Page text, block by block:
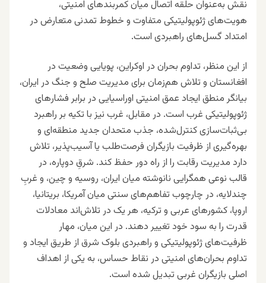
نقش به‌عنوان حلقه اتصال میان کمربندهای امنیتی،
هویت‌های ژئوپولیتیکی متفاوت و خطوط تمدنی متعارض در
امتداد گسل‌های راهبردی است.
از این منظر، تداوم بحران در اوکراین، پویایی وضعیت در
افغانستان و تلاش هم‌زمان برای مدیریت صلح و جنگ در ایران،
بیانگر منطق ایجاد عمق امنیتی اوراسیایی در برابر فشارهای
ژئوپولیتیکی غرب است. در مقابل، غرب نیز با تکیه بر راهبرد
بی‌ثبات‌سازی کنترل‌شده، جذب متحدان جدید منطقه‌ای و
بهره‌گیری از ظرفیت بازیگران فرصت‌طلب یا آسیب‌پذیر، تلاش
دارد مدیریت رقابت را از راه دور حفظ کند. شرقِ دوپاره، در
قالب نوعی همگرایی نانوشته میان ایران، روسیه و چین، و غربِ
چندلایه، در چارچوب تفاهم‌های سنتی میان آمریکا، بریتانیا،
اروپا، کشورهای عربی و ترکیه، هر یک در تلاش‌اند معادلات
قدرت را به سود خود تغییر دهند. در این میان، مهار
ظرفیت‌های ژئوپولیتیکی و راهبردی بلوک شرق از طریق ایجاد و
تداوم بحران‌های امنیتی در نقاط حساس، به یکی از اهداف
اصلی بازیگران غربی تبدیل شده است.